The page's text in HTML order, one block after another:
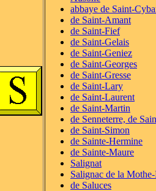
abbaye de Saint-
de Saint-Amant
de Saint-Fief
de Saint-Gelais
de Saint-Geniez
de Saint-Georges
de Saint-Gresse
de Saint-Lary
de Saint-Laurent
de Saint-Martin
de Senneterre, de
de Saint-Simon
de Sainte-Hermine
de Sainte-Maure
Salignat
Salignac de la
de Saluces